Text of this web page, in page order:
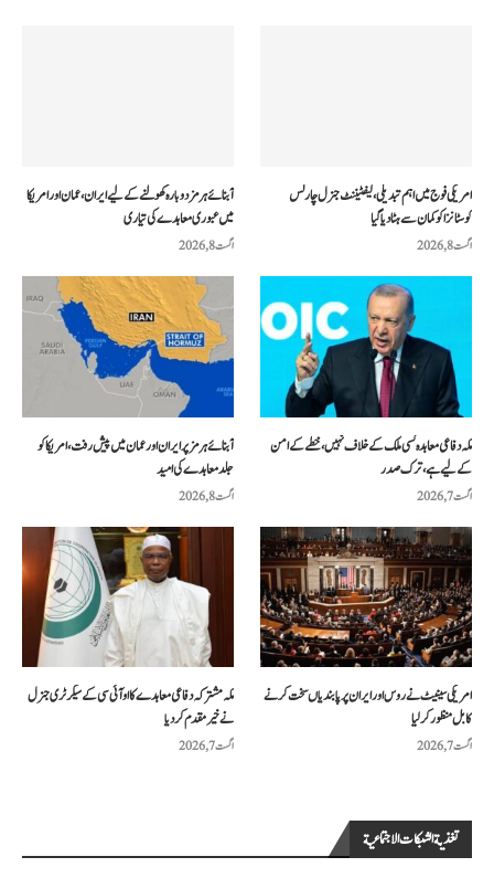
آبنائے ہرمز دوبارہ کھولنے کے لیے ایران، عمان اور امریکا
میں عبوری معاہدے کی تیاری
اگست 8, 2026
امریکی فوج میں اہم تبدیلی، لیفٹیننٹ جنرل چارلس
کوسٹانزا کو کمان سے ہٹا دیا گیا
اگست 8, 2026
آبنائے ہرمز پر ایران اور عمان میں پیش رفت، امریکا کو
جلد معاہدے کی امید
اگست 8, 2026
مکہ دفاعی معاہدہ کسی ملک کے خلاف نہیں، خطے کے امن
کے لیے ہے، ترک صدر
اگست 7, 2026
مکہ مشترکہ دفاعی معاہدے کا او آئی سی کے سیکرٹری جنرل
نے خیرمقدم کردیا
اگست 7, 2026
امریکی سینیٹ نے روس اور ایران پر پابندیاں سخت کرنے
کا بل منظور کرلیا
اگست 7, 2026
تغذية الشبكات الاجتماعية